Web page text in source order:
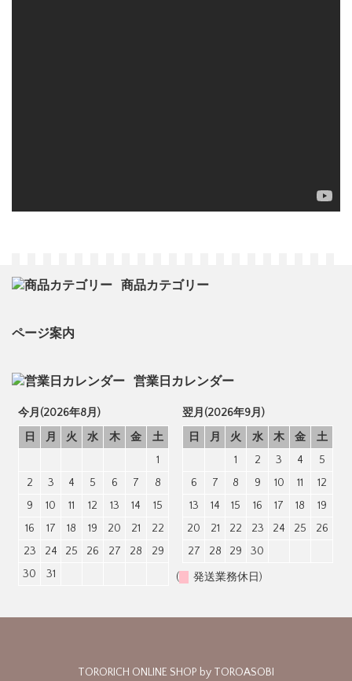
商品カテゴリー
ページ案内
営業日カレンダー
今月(2026年8月)
日
月 火 水 木 金
土
1
2
3 4 5 6 7
8
9
10 11 12 13 14
15
16
17 18 19 20 21
22
23
24 25 26 27 28
29
30
31
翌月(2026年9月)
日
月 火 水 木 金
土
1
2 3 4
5
6
7 8 9 10 11
12
13
14 15 16 17 18
19
20
21 22 23 24 25
26
27
28 29 30
( 発送業務休日)
TORORICH ONLINE SHOP by TOROASOBI